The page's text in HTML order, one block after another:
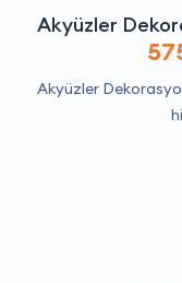
Akyüzler
Akyüzler